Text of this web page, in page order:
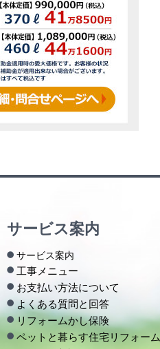
サービス案内
サービス案内
工事メニュー
お支払い方法について
よくある質問と回答
リフォームかし保険
ペットと暮らす住宅リフォーム